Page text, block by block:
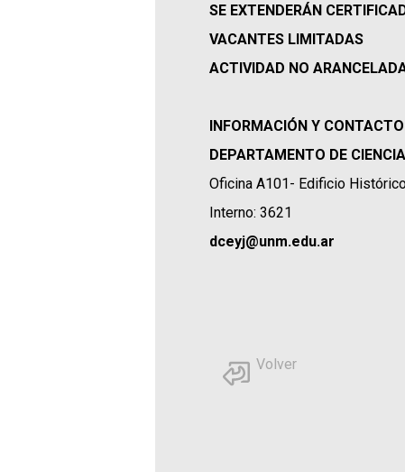
SE EXTENDERÁN
VACANTES LIMITADAS
ACTIVIDAD NO
INFORMACIÓN Y
DEPARTAMENTO DE
Oficina A101- Edificio
Interno: 3621
dceyj@unm.edu.ar
Volver